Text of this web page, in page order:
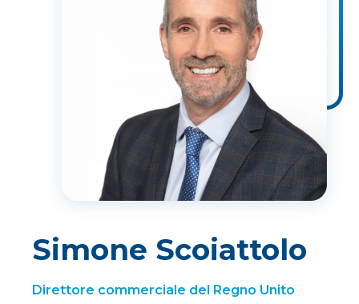
Simone Scoiattolo
Direttore commerciale del Regno Unito